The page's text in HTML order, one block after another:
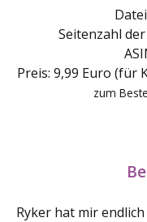
Seitenzahl
Preis: 9,99 Euro (für
zum
Ryker hat mir